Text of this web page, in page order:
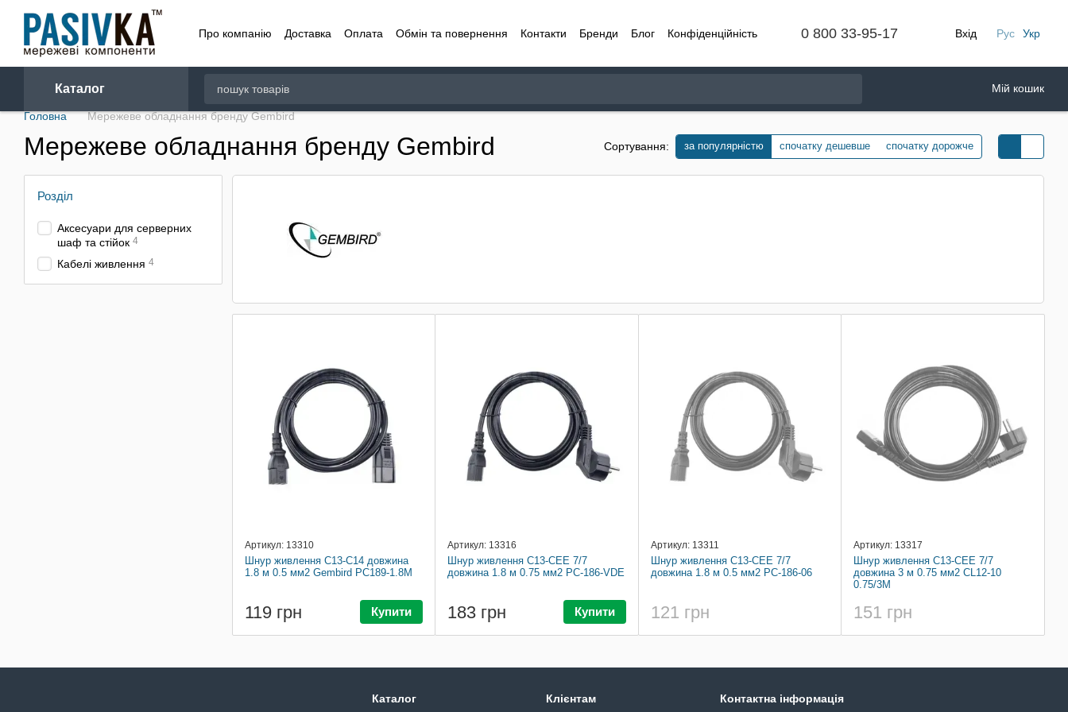
Перейти до основного контенту
Про компанію
Доставка Оплата Обмін та повернення Контакти Бренди Блог
Конфіденційність
0 800 33-95-17 Вхід Рус Укр
Каталог Мій кошик
Головна Мережеве обладнання бренду Gembird
Мережеве обладнання бренду Gembird Сортування: за популярністю спочатку дешевше спочатку дорожче
Артикул: 13310
Шнур живлення С13-С14 довжина
1.8 м 0.5 мм2 Gembird PC189-1.8M
119 грн Купити
Артикул: 13316
Шнур живлення С13-CEE 7/7
довжина 1.8 м 0.75 мм2 PC-186-VDE
183 грн Купити
Артикул: 13311
Шнур живлення С13-CEE 7/7
довжина 1.8 м 0.5 мм2 PC-186-06
121 грн
Артикул: 13317
Шнур живлення С13-CEE 7/7
довжина 3 м 0.75 мм2 CL12-10
0.75/3M
151 грн
Розділ
Аксесуари для серверних
шаф та стійок 4
Кабелі живлення 4
Каталог Клієнтам Контактна інформація